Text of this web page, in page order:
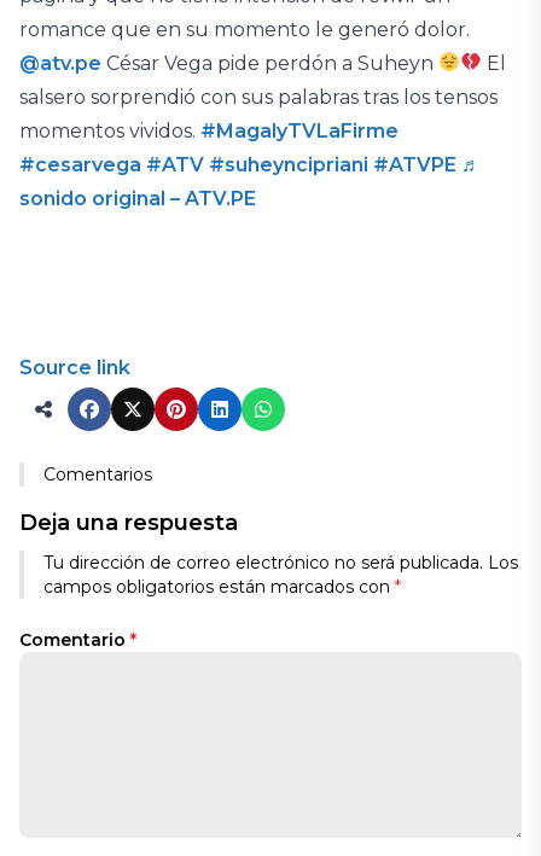
romance que en su momento le generó dolor.
@atv.pe César Vega pide perdón a Suheyn
El
salsero sorprendió con sus palabras tras los tensos
momentos vividos. #MagalyTVLaFirme
#cesarvega #ATV #suheyncipriani #ATVPE ♬
sonido original – ATV.PE
Source link
Comentarios
Deja una respuesta
Tu dirección de correo electrónico no será publicada. Los
campos obligatorios están marcados con *
Comentario *